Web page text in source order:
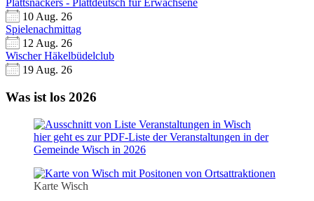
Plattsnackers - Plattdeutsch für Erwachsene
10 Aug. 26
Spielenachmittag
12 Aug. 26
Wischer Häkelbüdelclub
19 Aug. 26
Was ist los 2026
hier geht es zur PDF-Liste der Veranstaltungen in der
Gemeinde Wisch in 2026
Karte Wisch